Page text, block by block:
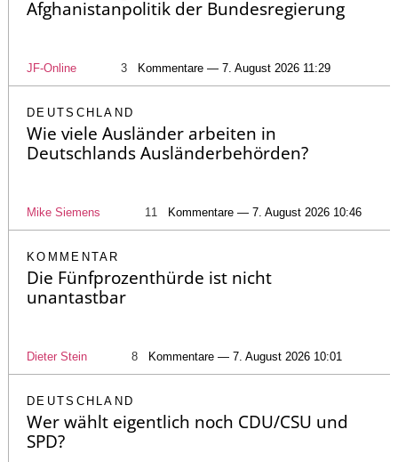
Afghanistanpolitik der Bundesregierung
JF-Online 3 Kommentare — 7. August 2026 11:29
DEUTSCHLAND
Wie viele Ausländer arbeiten in
Deutschlands Ausländerbehörden?
Mike Siemens 11 Kommentare — 7. August 2026 10:46
KOMMENTAR
Die Fünfprozenthürde ist nicht
unantastbar
Dieter Stein 8 Kommentare — 7. August 2026 10:01
DEUTSCHLAND
Wer wählt eigentlich noch CDU/CSU und
SPD?